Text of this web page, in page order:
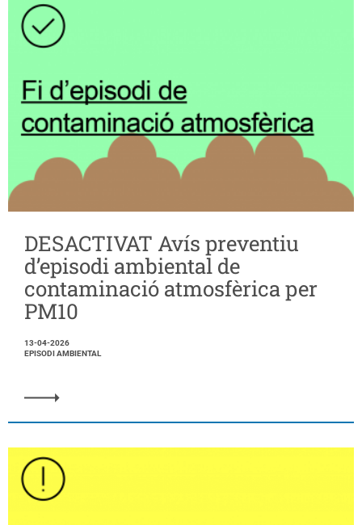
DESACTIVAT Avís preventiu
d’episodi ambiental de
contaminació atmosfèrica per
PM10
13-04-2026
EPISODI AMBIENTAL